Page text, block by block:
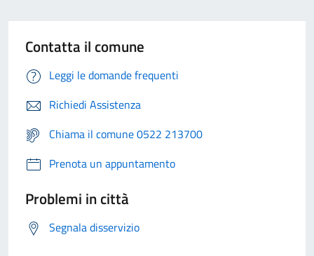
Contatta il comune
Leggi le domande frequenti
Richiedi Assistenza
Chiama il comune 0522 213700
Prenota un appuntamento
Problemi in città
Segnala disservizio